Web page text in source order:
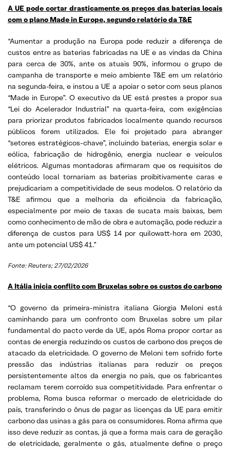
A UE pode cortar drasticamente os preços das baterias locais
com o plano Made in Europe, segundo relatório da T&E
“Aumentar a produção na Europa pode reduzir a diferença de
custos entre as baterias fabricadas na UE e as vindas da China
para cerca de 30%, ante os atuais 90%, informou o grupo de
campanha de transporte e meio ambiente T&E em um relatório
na segunda-feira, e instou a UE a apoiar o setor com seus planos
“Made in Europe”. O executivo da UE está prestes a propor sua
“Lei do Acelerador Industrial” na quarta-feira, com exigências
para priorizar produtos fabricados localmente quando recursos
públicos forem utilizados. Ele foi projetado para abranger
“setores estratégicos-chave”, incluindo baterias, energia solar e
eólica, fabricação de hidrogênio, energia nuclear e veículos
elétricos. Algumas montadoras afirmaram que os requisitos de
conteúdo local tornariam as baterias proibitivamente caras e
prejudicariam a competitividade de seus modelos. O relatório da
T&E afirmou que a melhoria da eficiência da fabricação,
especialmente por meio de taxas de sucata mais baixas, bem
como conhecimento de mão de obra e automação, pode reduzir a
diferença de custos para US$ 14 por quilowatt-hora em 2030,
ante um potencial US$ 41.”
Fonte: Reuters; 27/02/2026
A Itália inicia conflito com Bruxelas sobre os custos do carbono
“O governo da primeira-ministra italiana Giorgia Meloni está
caminhando para um confronto com Bruxelas sobre um pilar
fundamental do pacto verde da UE, após Roma propor cortar as
contas de energia reduzindo os custos de carbono dos preços de
atacado da eletricidade. O governo de Meloni tem sofrido forte
pressão das indústrias italianas para reduzir os preços
persistentemente altos da energia no país, que os fabricantes
reclamam terem corroído sua competitividade. Para enfrentar o
problema, Roma busca reformar o mercado de eletricidade do
país, transferindo o ônus de pagar as licenças da UE para emitir
carbono das usinas a gás para os consumidores. Roma afirma que
isso deve reduzir as contas, já que a forma mais cara de geração
de eletricidade, geralmente o gás, atualmente define o preço